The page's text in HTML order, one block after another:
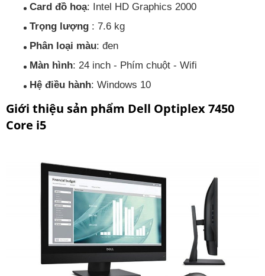
Card đồ hoạ: Intel HD Graphics 2000
Trọng lượng : 7.6 kg
Phân loại màu: đen
Màn hình: 24 inch - Phím chuột - Wifi
Hệ điều hành: Windows 10
Giới thiệu sản phẩm Dell Optiplex 7450
Core i5